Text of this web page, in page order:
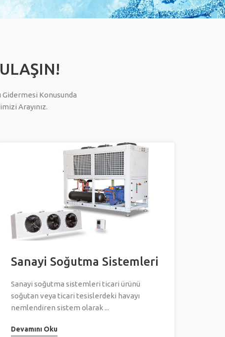
Gidermesi Konusunda
Arayınız.
Sanayi Soğutma Sistemleri
Sanayi soğutma sistemleri ticari ürünü
soğutan veya ticari tesislerdeki havayı
nemlendiren sistem olarak ...
Devamını Oku